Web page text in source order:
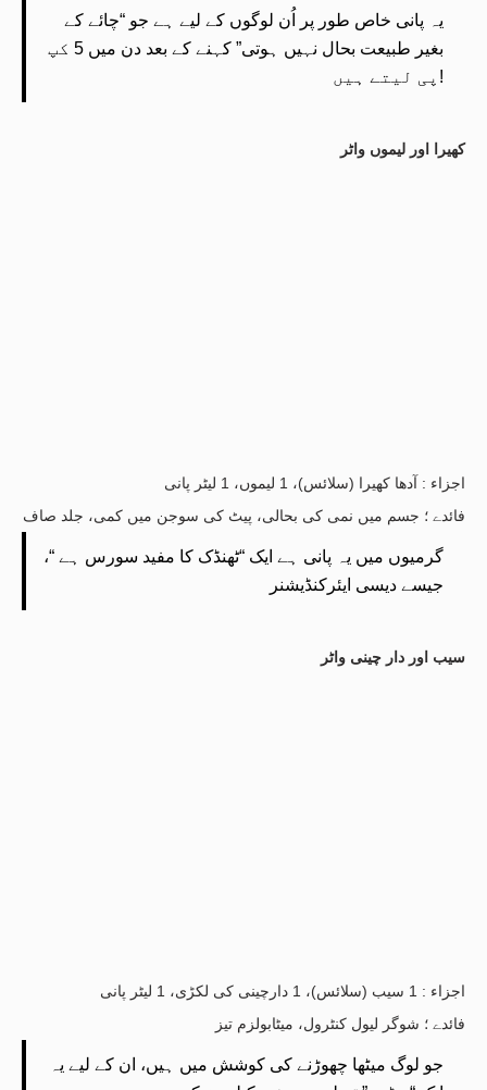
یہ پانی خاص طور پر اُن لوگوں کے لیے ہے جو “چائے کے
بغیر طبیعت بحال نہیں ہوتی” کہنے کے بعد دن میں 5 کپ
پی لیتے ہیں!
کھیرا اور لیموں واٹر
اجزاء : آدھا کھیرا (سلائس)، 1 لیموں، 1 لیٹر پانی
فائدے ؛ جسم میں نمی کی بحالی، پیٹ کی سوجن میں کمی، جلد صاف
گرمیوں میں یہ پانی ہے ایک “ٹھنڈک کا مفید سورس ہے “،
جیسے دیسی ایئرکنڈیشنر
سیب اور دار چینی واٹر
اجزاء : 1 سیب (سلائس)، 1 دارچینی کی لکڑی، 1 لیٹر پانی
فائدے ؛ شوگر لیول کنٹرول، میٹابولزم تیز
جو لوگ میٹھا چھوڑنے کی کوشش میں ہیں، ان کے لیے یہ